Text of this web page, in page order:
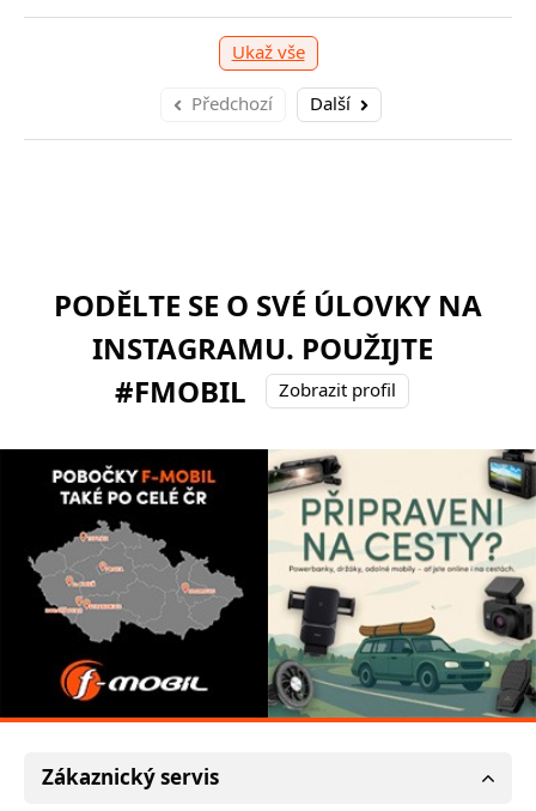
Ukaž vše
Předchozí Další
PODĚLTE SE O SVÉ ÚLOVKY NA
INSTAGRAMU. POUŽIJTE
#FMOBIL
Zobrazit profil
Zákaznický servis